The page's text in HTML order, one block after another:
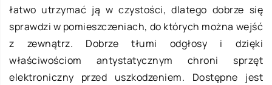
łatwo utrzymać ją w czystości, dlatego dobrze się
sprawdzi w pomieszczeniach, do których można wejść
z zewnątrz. Dobrze tłumi odgłosy i dzięki
właściwościom antystatycznym chroni sprzęt
elektroniczny przed uszkodzeniem. Dostępne jest